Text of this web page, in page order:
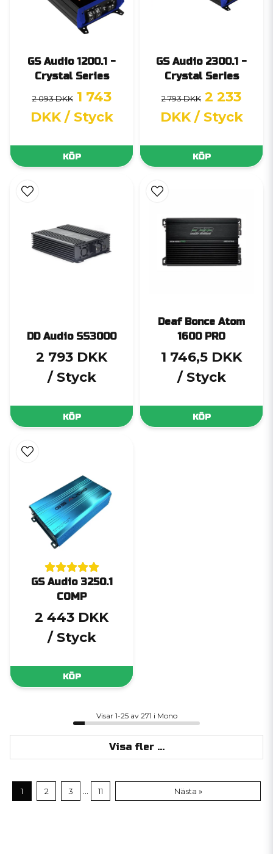
GS Audio 1200.1 -
Crystal Series
2 093 DKK 1 743
DKK / Styck
KÖP
GS Audio 2300.1 -
Crystal Series
2 793 DKK 2 233
DKK / Styck
KÖP
DD Audio SS3000
2 793 DKK
/ Styck
KÖP
Deaf Bonce Atom
1600 PRO
1 746,5 DKK
/ Styck
KÖP
GS Audio 3250.1
COMP
2 443 DKK
/ Styck
KÖP
Visar 1-25 av 271 i Mono
Visa fler ...
1 2 3 ... 11 Nästa »